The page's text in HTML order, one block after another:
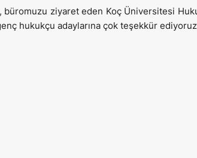
büromuzu ziyaret eden Koç Üniversitesi
hukukçu adaylarına çok teşekkür